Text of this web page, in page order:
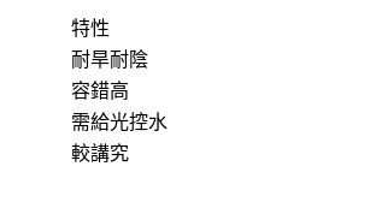
特性
耐旱耐陰
容錯高
需給光控水
較講究